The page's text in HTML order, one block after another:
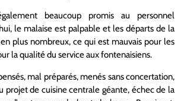
beaucoup promis au personnel
le malaise est palpable et les départs de la
plus nombreux, ce qui est mauvais pour les
la qualité du service aux fontenaisiens.
mal préparés, menés sans concertation,
projet de cuisine centrale géante, échec de la